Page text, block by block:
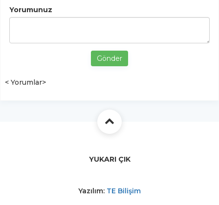
Yorumunuz
Gönder
< Yorumlar>
YUKARI ÇIK
Yazılım: TE Bilişim